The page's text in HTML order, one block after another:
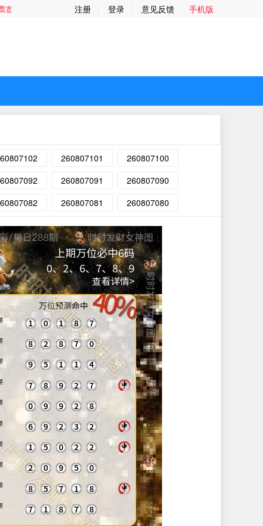
，感谢您的支持与厚爱~易记网址：235235.com 彩票资讯，共创精彩
注册 登录 意见反馈 手机版
260807101
260807100
260807091
260807090
260807081 260807080
上期万位必中6码
0、2、6、7、8、9
查看详情>
万位预测命中 0%
0%